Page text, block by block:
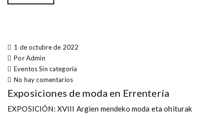
1 de octubre de 2022
Por Admin
Eventos Sin categoría
No hay comentarios
Exposiciones de moda en Errentería
EXPOSICIÓN: XVIII Argien mendeko moda eta ohiturak